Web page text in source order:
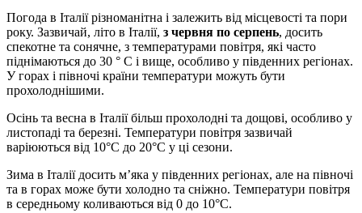
Погода в Італії різноманітна і залежить від місцевості та пори
року. Зазвичай, літо в Італії, з червня по серпень, досить
спекотне та сонячне, з температурами повітря, які часто
піднімаються до 30 ° C і вище, особливо у південних регіонах.
У горах і півночі країни температури можуть бути
прохолоднішими.
Осінь та весна в Італії більш прохолодні та дощові, особливо у
листопаді та березні. Температури повітря зазвичай
варіюються від 10°C до 20°C у ці сезони.
Зима в Італії досить м’яка у південних регіонах, але на півночі
та в горах може бути холодно та сніжно. Температури повітря
в середньому коливаються від 0 до 10°C.